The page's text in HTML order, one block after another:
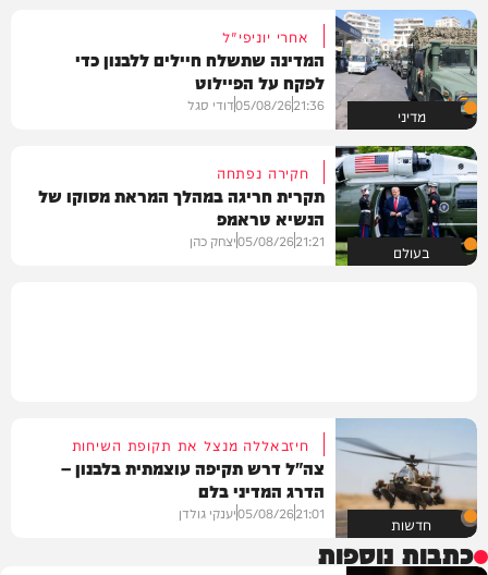
מדיני
אחרי יוניפי"ל
המדינה שתשלח חיילים ללבנון כדי
לפקח על הפיילוט
21:36
05/08/26דודי סגל
בעולם
חקירה נפתחה
תקרית חריגה במהלך המראת מסוקו של
הנשיא טראמפ
21:21
05/08/26יצחק כהן
חדשות
חיזבאללה מנצל את תקופת השיחות
צה"ל דרש תקיפה עוצמתית בלבנון –
הדרג המדיני בלם
21:01
05/08/26יענקי גולדן
כתבות נוספות